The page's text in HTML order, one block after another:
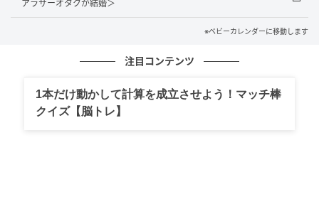
らいたい。そんな気持ちもあり、私たちは普段どおり
のスタイルで合コンに行くことに決めました。
当日、会場に着いた瞬間、男性陣が一瞬戸惑ったよう
アラサーオタクが結婚＞
※ベビーカレンダーに移動します
注目コンテンツ
1本だけ動かして計算を成立させよう！マッチ棒
クイズ【脳トレ】